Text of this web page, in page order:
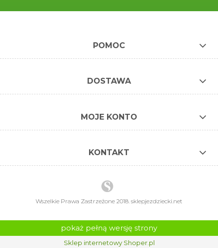
POMOC
DOSTAWA
MOJE KONTO
KONTAKT
Wszelkie Prawa Zastrzeżone 2018. sklepjezdziecki.net
pokaż pełną wersję strony
Sklep internetowy Shoper.pl